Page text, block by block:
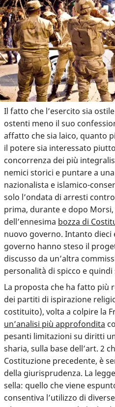
Il fatto che l’esercito sia
ostenti meno il suo
affatto che sia laico, quanto
il potere sia interessato
concorrenza dei più
nemici storici e puntare a
nazionalista e islamico-
solo l’ondata di arresti
prima, durante e dopo
dell’ennesima bozza di
nuovo governo. Intanto
governo hanno steso il
discusso da un’altra
personalità di spicco e
La proposta che ha fatto più
dei partiti di ispirazione
costituito), volta a colpire la
un’analisi più approfondita
pesanti limitazioni su diritti
sharia, sulla base dell’art. 2
Costituzione precedente, è
della giurisprudenza. La
sella: quello che viene
consentiva l’utilizzo di